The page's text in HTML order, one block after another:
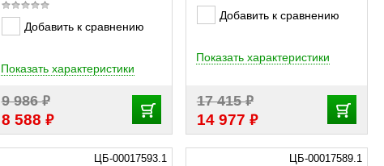
Добавить к сравнению
9 986₽
8 588 ₽
Показать характеристики
Добавить к сравнению
17 415₽
14 977 ₽
Показать характеристики
ЦБ-00017593.1 ЦБ-00017589.1